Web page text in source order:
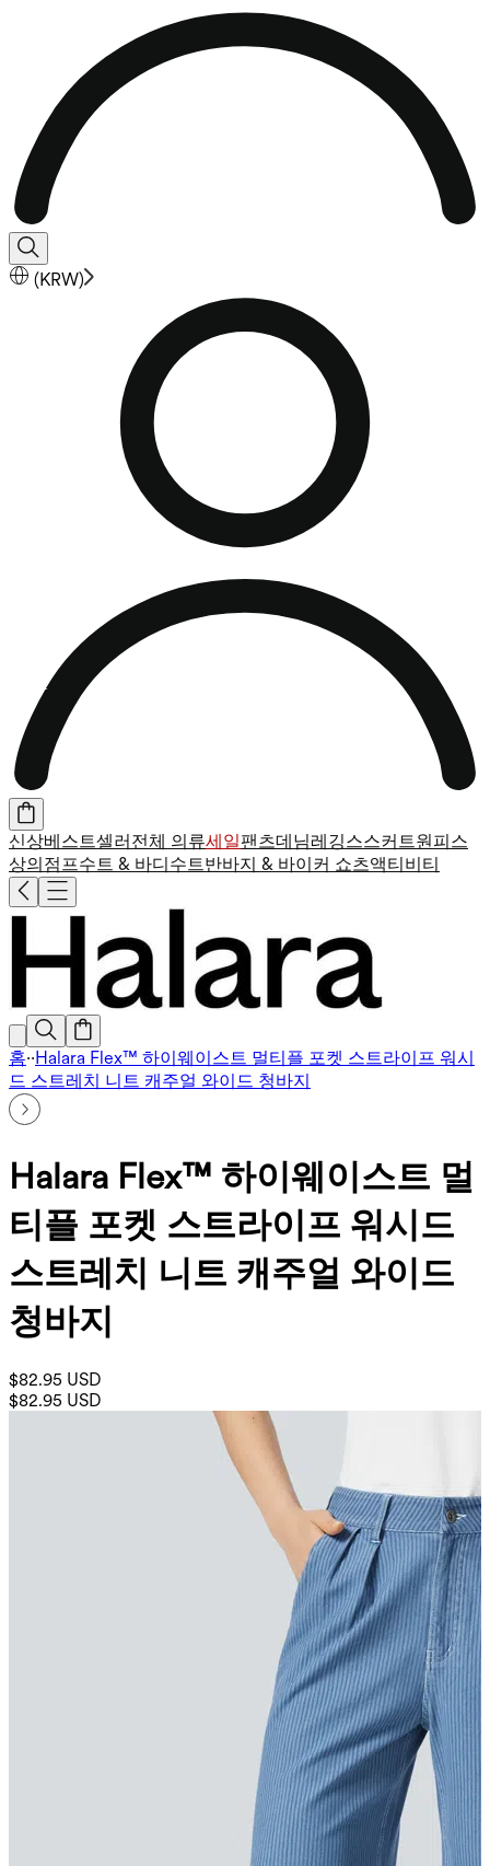
(KRW)
신상베스트셀러 전체 의류세일팬츠데님레깅스스커트원피스
상의 점프수트 & 바디수트반바지 & 바이커 쇼츠액티비티
홈··Halara Flex™ 하이웨이스트 멀티플 포켓 스트라이프 워시
드 스트레치 니트 캐주얼 와이드 청바지
Halara Flex™ 하이웨이스트 멀
티플 포켓 스트라이프 워시드
스트레치 니트 캐주얼 와이드
청바지
$82.95 USD
$82.95 USD